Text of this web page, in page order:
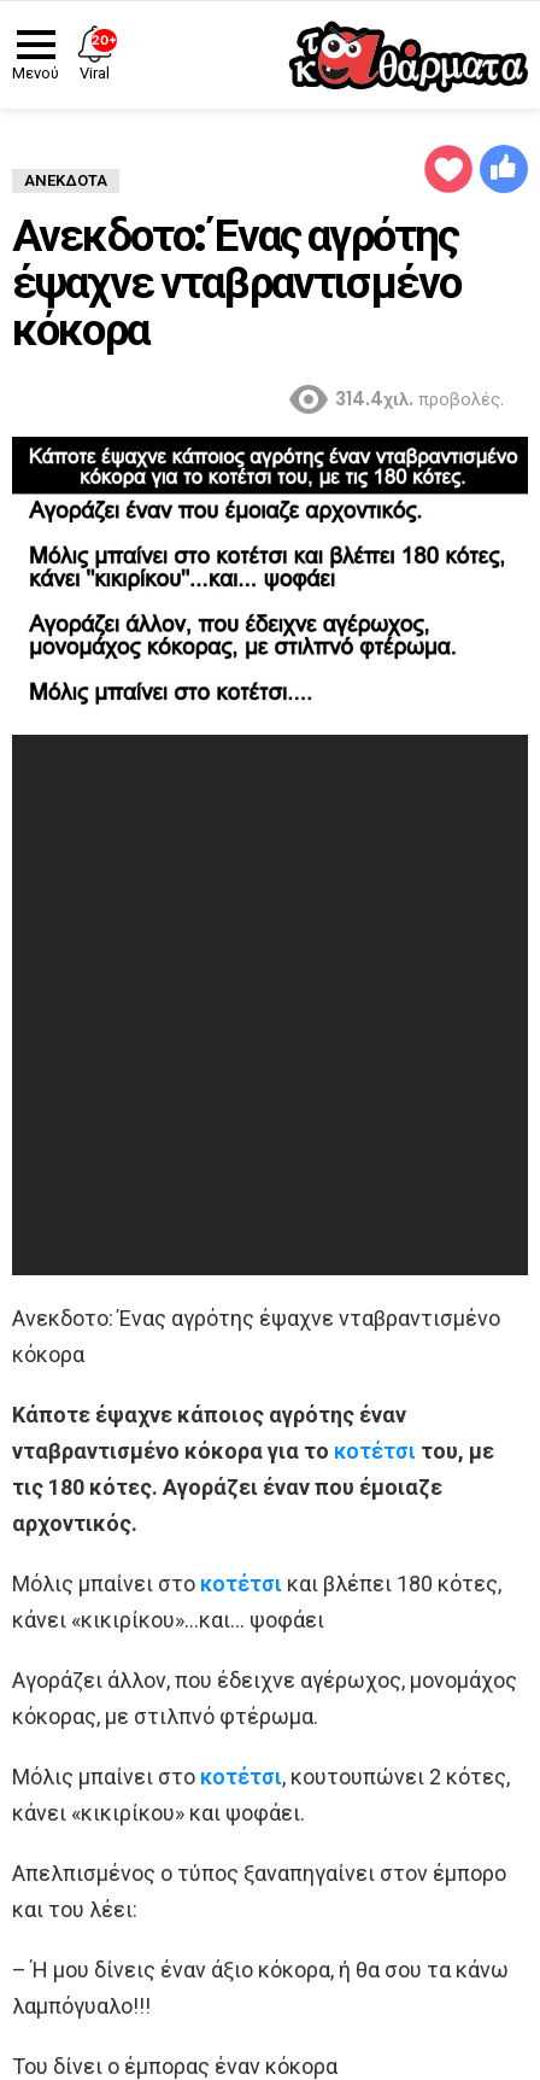
Μενού
ΑΝΈΚΔΟΤΑ
Ανεκδοτο: Ένας αγρότης
έψαχνε νταβραντισμένο
κόκορα
314.4χιλ. προβολές.
Ανεκδοτο: Ένας αγρότης έψαχνε νταβραντισμένο
κόκορα
Κάποτε έψαχνε κάποιος αγρότης έναν
νταβραντισμένο κόκορα για το κοτέτσι του, με
τις 180 κότες. Αγοράζει έναν που έμοιαζε
αρχοντικός.
Μόλις μπαίνει στο κοτέτσι και βλέπει 180 κότες,
κάνει «κικιρίκου»…και… ψοφάει
Αγοράζει άλλον, που έδειχνε αγέρωχος, μονομάχος
κόκορας, με στιλπνό φτέρωμα.
Μόλις μπαίνει στο κοτέτσι, κουτουπώνει 2 κότες,
κάνει «κικιρίκου» και ψοφάει.
Απελπισμένος ο τύπος ξαναπηγαίνει στον έμπορο
και του λέει:
– Ή μου δίνεις έναν άξιο κόκορα, ή θα σου τα κάνω
λαμπόγυαλο!!!
Του δίνει ο έμπορας έναν κόκορα
20+
Viral